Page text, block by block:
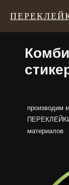
производим
ПЕРЕКЛЕЙКИ
материалов